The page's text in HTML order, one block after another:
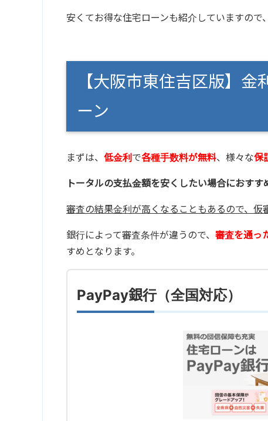
安くてお得な住宅ローンも紹介していますので
【大阪市東住吉区版】
ーン
まずは、 低金利で各種手数料が無料、様々な保
トータルの支払金額を安くしたい場合におすす
審査の結果金利が高くなることもあるので、仮
銀行によって審査条件が違うので、 審査を通っ
すめとなります。
PayPay銀行（全国対応）